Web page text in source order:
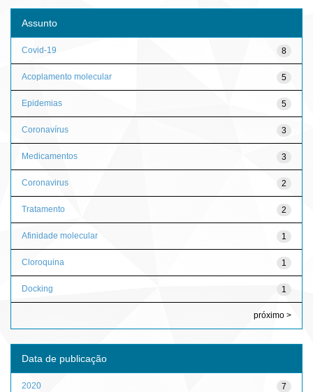
Assunto
8
Covid-19
5
Acoplamento molecular
5
Epidemias
3
Coronavírus
3
Medicamentos
2
Coronavirus
2
Tratamento
1
Afinidade molecular
1
Cloroquina
1
Docking
próximo >
Data de publicação
7
2020